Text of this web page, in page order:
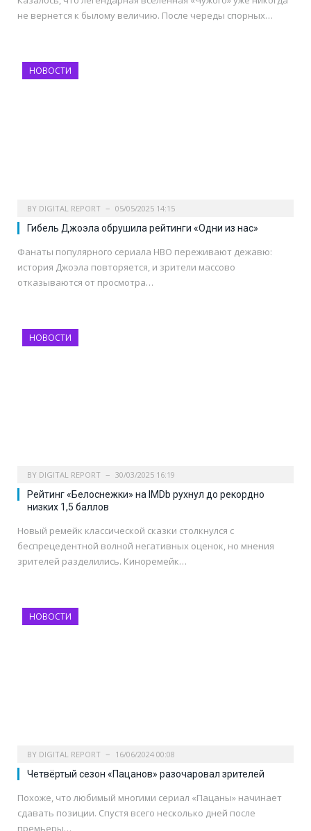
не вернется к былому величию. После череды спорных…
НОВОСТИ
BY DIGITAL REPORT 05/05/2025 14:15
Гибель Джоэла обрушила рейтинги «Одни из нас»
Фанаты популярного сериала HBO переживают дежавю:
история Джоэла повторяется, и зрители массово
отказываются от просмотра…
НОВОСТИ
BY DIGITAL REPORT 30/03/2025 16:19
Рейтинг «Белоснежки» на IMDb рухнул до рекордно
низких 1,5 баллов
Новый ремейк классической сказки столкнулся с
беспрецедентной волной негативных оценок, но мнения
зрителей разделились. Киноремейк…
НОВОСТИ
BY DIGITAL REPORT 16/06/2024 00:08
Четвёртый сезон «Пацанов» разочаровал зрителей
Похоже, что любимый многими сериал «Пацаны» начинает
сдавать позиции. Спустя всего несколько дней после
премьеры…